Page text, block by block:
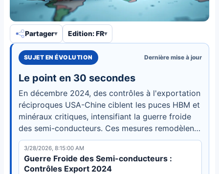
Partager Edition: FR
SUJET EN ÉVOLUTION Dernière mise à jour
Le point en 30 secondes
En décembre 2024, des contrôles à l'exportation
réciproques USA-Chine ciblent les puces HBM et
minéraux critiques, intensifiant la guerre froide
des semi-conducteurs. Ces mesures remodèlent
les chaînes d'approvisionnement mondiales et
accélèrent la bifurcation technologique en 2025.
3/28/2026, 8:15:00 AM
Guerre Froide des Semi-conducteurs :
Contrôles Export 2024